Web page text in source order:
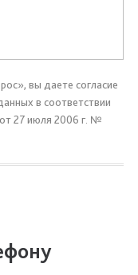
вы даете согласие
в соответствии
27 июля 2006 г. №